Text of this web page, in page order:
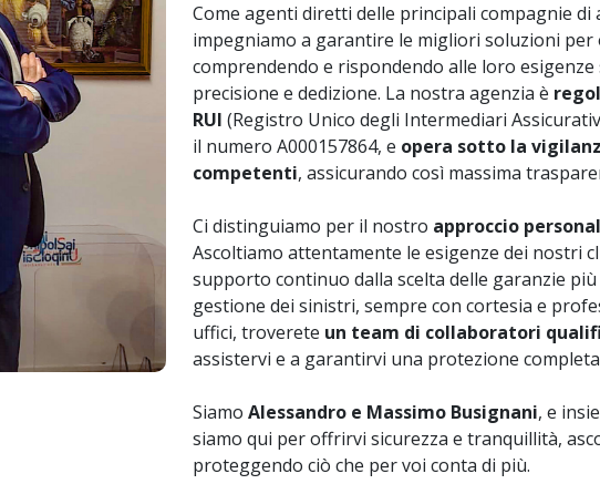
Come agenti diretti delle principali compagnie di
impegniamo a garantire le migliori soluzioni per
comprendendo e rispondendo alle loro esigenze
precisione e dedizione. La nostra agenzia è
RUI (Registro Unico degli Intermediari
il numero A000157864, e opera sotto la
competenti, assicurando così massima
Ci distinguiamo per il nostro approccio
Ascoltiamo attentamente le esigenze dei nostri
supporto continuo dalla scelta delle garanzie
gestione dei sinistri, sempre con cortesia e
uffici, troverete un team di collaboratori
assistervi e a garantirvi una protezione
Siamo Alessandro e Massimo Busignani, e
siamo qui per offrirvi sicurezza e tranquillità,
proteggendo ciò che per voi conta di più.